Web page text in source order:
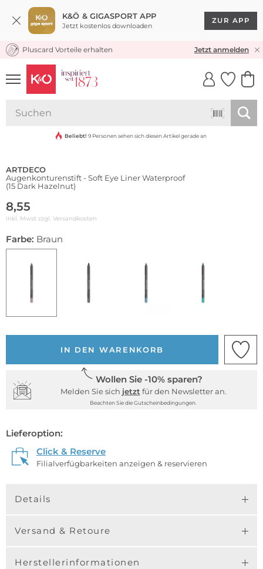
K&Ö & GIGASPORT APP
Jetzt kostenlos downloaden
ZUR APP
KOSTENLOSER VERSAND* & RÜCKVERSAND
Pluscard Vorteile erhalten Jetzt anmelden
UNSERE APP
CLICK &
Wasserfest
Beliebt! 9 Personen sehen sich diesen Artikel gerade an
ARTDECO
Augenkonturenstift - Soft Eye Liner Waterproof
(15 Dark Hazelnut)
8,55
inkl. Mwst zzgl. Versandkosten
Farbe: Braun
IN DEN WARENKORB
Wollen Sie -10% sparen?
Melden Sie sich jetzt für den Newsletter an.
Beachten Sie die Gutscheinbedingungen.
Lieferoption:
Click & Reserve
Filialverfügbarkeiten anzeigen & reservieren
Details
Versand & Retoure
Herstellerinformationen